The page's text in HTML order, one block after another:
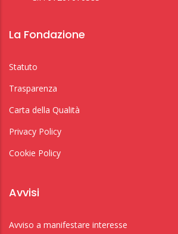
La Fondazione
Statuto
Trasparenza
Carta della Qualità
Privacy Policy
Cookie Policy
Avvisi
Avviso a manifestare interesse